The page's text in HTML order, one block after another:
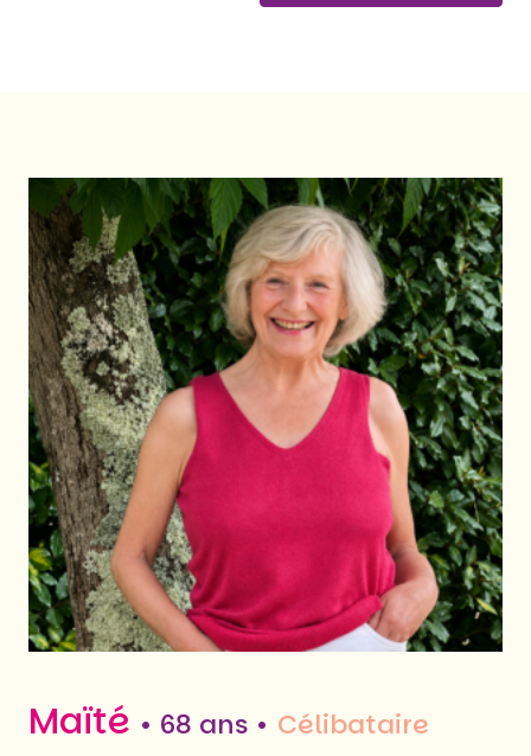
Maïté • 68 ans • Célibataire